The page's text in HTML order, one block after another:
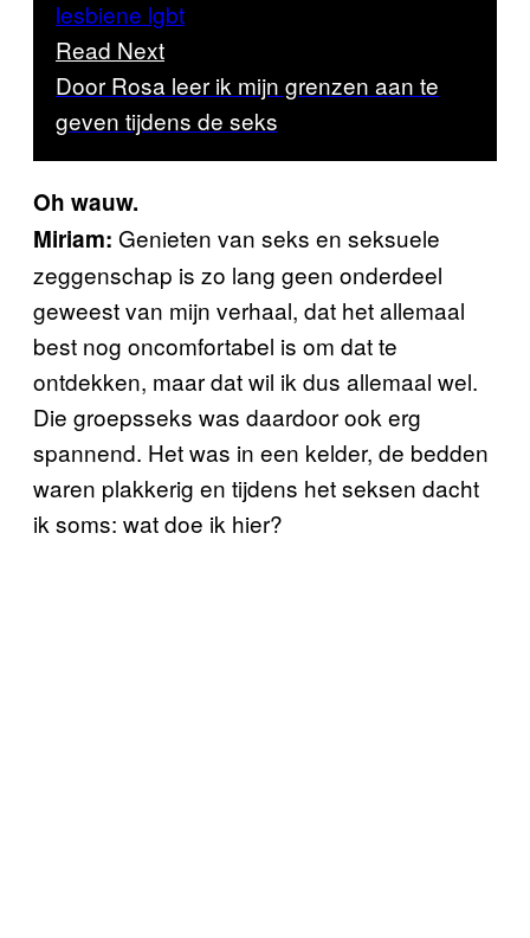
Read Next
Door Rosa leer ik mijn grenzen aan te
geven tijdens de seks
Oh wauw.
Miriam: Genieten van seks en seksuele
zeggenschap is zo lang geen onderdeel
geweest van mijn verhaal, dat het allemaal
best nog oncomfortabel is om dat te
ontdekken, maar dat wil ik dus allemaal wel.
Die groepsseks was daardoor ook erg
spannend. Het was in een kelder, de bedden
waren plakkerig en tijdens het seksen dacht
ik soms: wat doe ik hier?